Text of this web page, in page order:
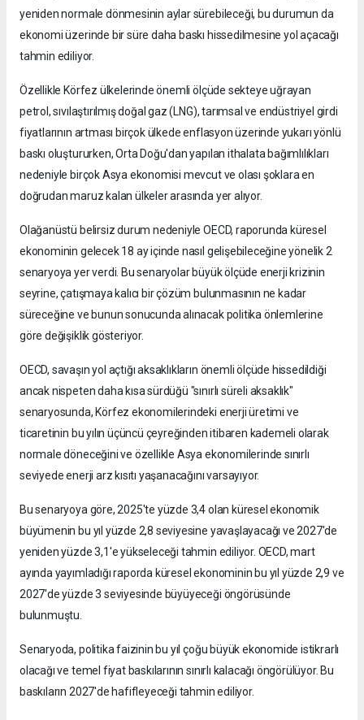
yeniden normale dönmesinin aylar sürebileceği, bu durumun da
ekonomi üzerinde bir süre daha baskı hissedilmesine yol açacağı
tahmin ediliyor.
Özellikle Körfez ülkelerinde önemli ölçüde sekteye uğrayan
petrol, sıvılaştırılmış doğal gaz (LNG), tarımsal ve endüstriyel girdi
fiyatlarının artması birçok ülkede enflasyon üzerinde yukarı yönlü
baskı oluştururken, Orta Doğu'dan yapılan ithalata bağımlılıkları
nedeniyle birçok Asya ekonomisi mevcut ve olası şoklara en
doğrudan maruz kalan ülkeler arasında yer alıyor.
Olağanüstü belirsiz durum nedeniyle OECD, raporunda küresel
ekonominin gelecek 18 ay içinde nasıl gelişebileceğine yönelik 2
senaryoya yer verdi. Bu senaryolar büyük ölçüde enerji krizinin
seyrine, çatışmaya kalıcı bir çözüm bulunmasının ne kadar
süreceğine ve bunun sonucunda alınacak politika önlemlerine
göre değişiklik gösteriyor.
OECD, savaşın yol açtığı aksaklıkların önemli ölçüde hissedildiği
ancak nispeten daha kısa sürdüğü "sınırlı süreli aksaklık"
senaryosunda, Körfez ekonomilerindeki enerji üretimi ve
ticaretinin bu yılın üçüncü çeyreğinden itibaren kademeli olarak
normale döneceğini ve özellikle Asya ekonomilerinde sınırlı
seviyede enerji arz kısıtı yaşanacağını varsayıyor.
Bu senaryoya göre, 2025'te yüzde 3,4 olan küresel ekonomik
büyümenin bu yıl yüzde 2,8 seviyesine yavaşlayacağı ve 2027'de
yeniden yüzde 3,1'e yükseleceği tahmin ediliyor. OECD, mart
ayında yayımladığı raporda küresel ekonominin bu yıl yüzde 2,9 ve
2027'de yüzde 3 seviyesinde büyüyeceği öngörüsünde
bulunmuştu.
Senaryoda, politika faizinin bu yıl çoğu büyük ekonomide istikrarlı
olacağı ve temel fiyat baskılarının sınırlı kalacağı öngörülüyor. Bu
baskıların 2027'de hafifleyeceği tahmin ediliyor.